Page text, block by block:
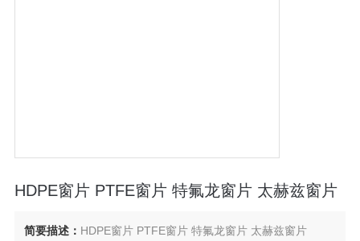
HDPE窗片 PTFE窗片 特氟龙窗片 太赫兹窗片
简要描述： HDPE窗片 PTFE窗片 特氟龙窗片 太赫兹窗片